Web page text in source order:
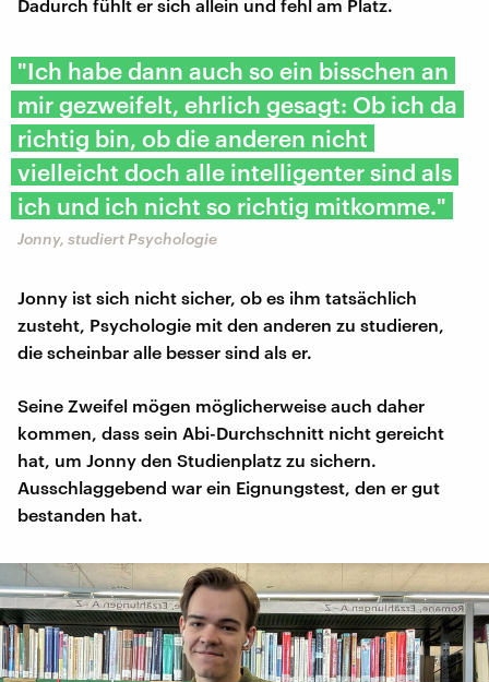
Dadurch fühlt er sich allein und fehl am Platz.
"Ich habe dann auch so ein bisschen an
mir gezweifelt, ehrlich gesagt: Ob ich da
richtig bin, ob die anderen nicht
vielleicht doch alle intelligenter sind als
ich und ich nicht so richtig mitkomme."
Jonny, studiert Psychologie
Jonny ist sich nicht sicher, ob es ihm tatsächlich
zusteht, Psychologie mit den anderen zu studieren,
die scheinbar alle besser sind als er.
Seine Zweifel mögen möglicherweise auch daher
kommen, dass sein Abi-Durchschnitt nicht gereicht
hat, um Jonny den Studienplatz zu sichern.
Ausschlaggebend war ein Eignungstest, den er gut
bestanden hat.